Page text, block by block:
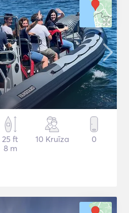
25 ft
8 m
10 Kruīza 0